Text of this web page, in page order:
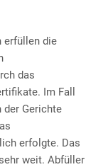
erfüllen die
das
Im Fall
Gerichte
erfolgte. Das
weit. Abfüller